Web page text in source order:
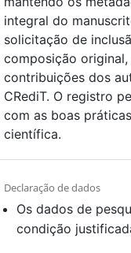
integral do
solicitação de
composição
contribuições dos
CRediT. O registro
com as boas
científica.
Declaração de dados
Os dados de
condição